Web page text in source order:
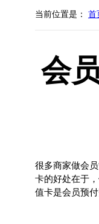
当前位置是： 首
会
很多商家做会
卡的好处在于
值卡是会员预